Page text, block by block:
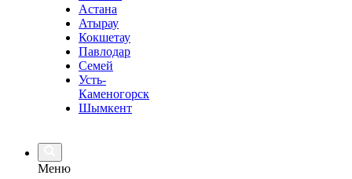
Астана
Атырау
Кокшетау
Павлодар
Семей
Усть-
Каменогорск
Шымкент
Меню